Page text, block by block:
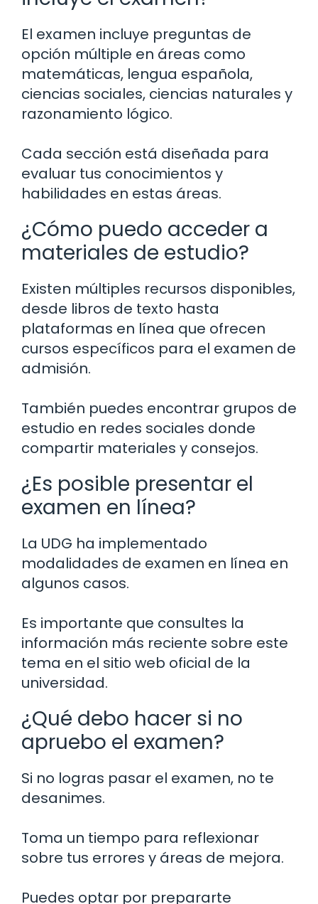
El examen incluye preguntas de
opción múltiple en áreas como
matemáticas, lengua española,
ciencias sociales, ciencias naturales y
razonamiento lógico.
Cada sección está diseñada para
evaluar tus conocimientos y
habilidades en estas áreas.
¿Cómo puedo acceder a
materiales de estudio?
Existen múltiples recursos disponibles,
desde libros de texto hasta
plataformas en línea que ofrecen
cursos específicos para el examen de
admisión.
También puedes encontrar grupos de
estudio en redes sociales donde
compartir materiales y consejos.
¿Es posible presentar el
examen en línea?
La UDG ha implementado
modalidades de examen en línea en
algunos casos.
Es importante que consultes la
información más reciente sobre este
tema en el sitio web oficial de la
universidad.
¿Qué debo hacer si no
apruebo el examen?
Si no logras pasar el examen, no te
desanimes.
Toma un tiempo para reflexionar
sobre tus errores y áreas de mejora.
Puedes optar por prepararte